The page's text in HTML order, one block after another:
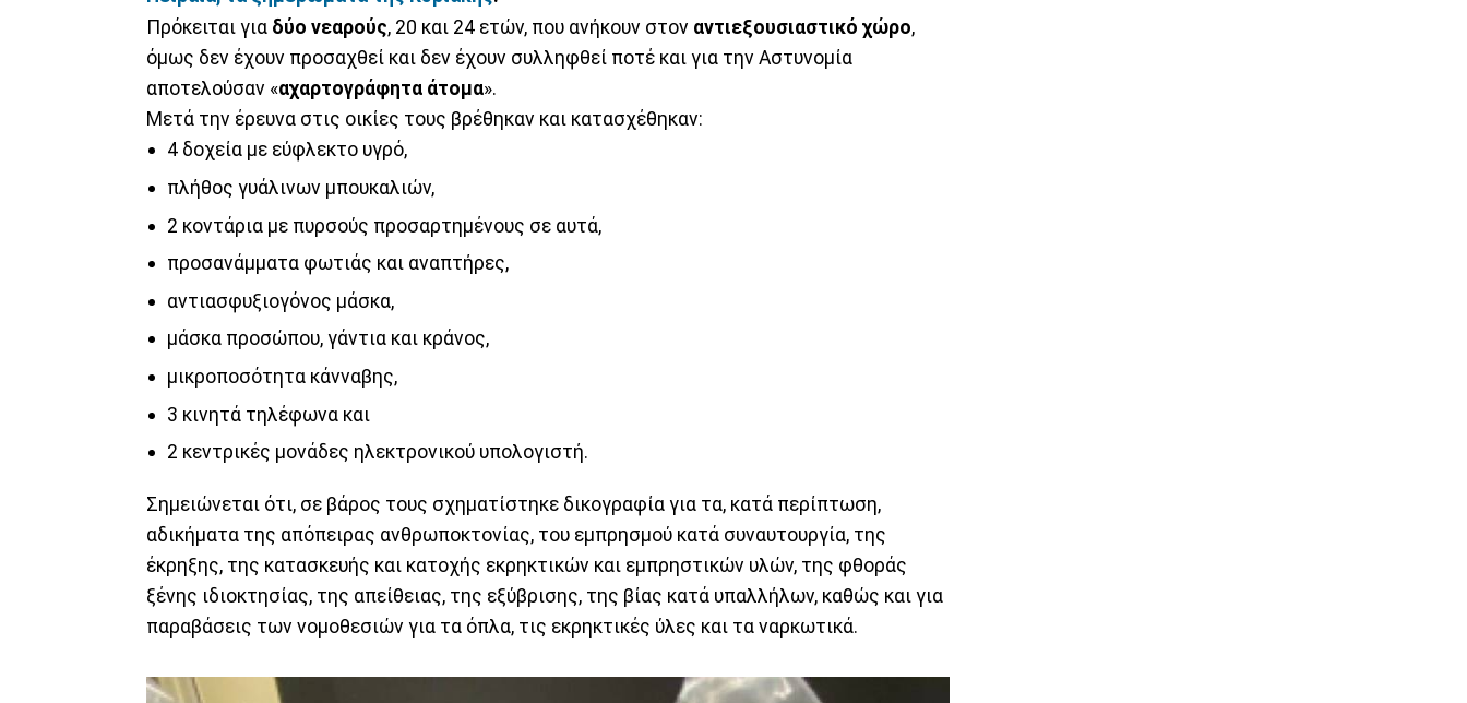
Πρόκειται για δύο νεαρούς, 20 και 24 ετών, που ανήκουν στον αντιεξουσιαστικό χώρο,
όμως δεν έχουν προσαχθεί και δεν έχουν συλληφθεί ποτέ και για την Αστυνομία
αποτελούσαν «αχαρτογράφητα άτομα».
Μετά την έρευνα στις οικίες τους βρέθηκαν και κατασχέθηκαν:
4 δοχεία με εύφλεκτο υγρό,
πλήθος γυάλινων μπουκαλιών,
2 κοντάρια με πυρσούς προσαρτημένους σε αυτά,
προσανάμματα φωτιάς και αναπτήρες,
αντιασφυξιογόνος μάσκα,
μάσκα προσώπου, γάντια και κράνος,
μικροποσότητα κάνναβης,
3 κινητά τηλέφωνα και
2 κεντρικές μονάδες ηλεκτρονικού υπολογιστή.
Σημειώνεται ότι, σε βάρος τους σχηματίστηκε δικογραφία για τα, κατά περίπτωση,
αδικήματα της απόπειρας ανθρωποκτονίας, του εμπρησμού κατά συναυτουργία, της
έκρηξης, της κατασκευής και κατοχής εκρηκτικών και εμπρηστικών υλών, της φθοράς
ξένης ιδιοκτησίας, της απείθειας, της εξύβρισης, της βίας κατά υπαλλήλων, καθώς και για
παραβάσεις των νομοθεσιών για τα όπλα, τις εκρηκτικές ύλες και τα ναρκωτικά.